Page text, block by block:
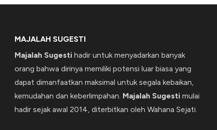
MAJALAH SUGESTI
Majalah Sugesti hadir untuk menyadarkan banyak
orang bahwa dirinya memiliki potensi luar biasa yang
dapat dimanfaatkan maksimal untuk segala kebaikan,
kemudahan dan keberlimpahan. Majalah Sugesti mulai
hadir sejak awal 2014, diterbitkan oleh Wahana Sejati.